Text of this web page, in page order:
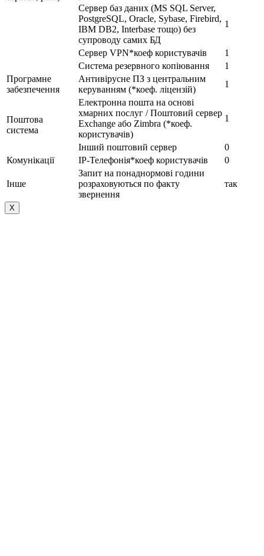
Сервер баз даних (MS SQL Server,
PostgreSQL, Oracle, Sybase, Firebird,
IBM DB2, Interbase тощо) без
супроводу самих БД
1
Сервер VPN*коеф користувачів
1
Система резервного копіювання
1
Програмне
забезпечення
Антивірусне ПЗ з центральним
керуванням (*коеф. ліцензій)
1
Поштова
система
Електронна пошта на основі
хмарних послуг / Поштовий сервер
Exchange або Zimbra (*коеф.
користувачів)
1
Інший поштовий сервер
0
Комунікації
IP-Телефонія*коеф користувачів 0
Інше
Запит на понаднормові години
розраховуються по факту
звернення
так
Х